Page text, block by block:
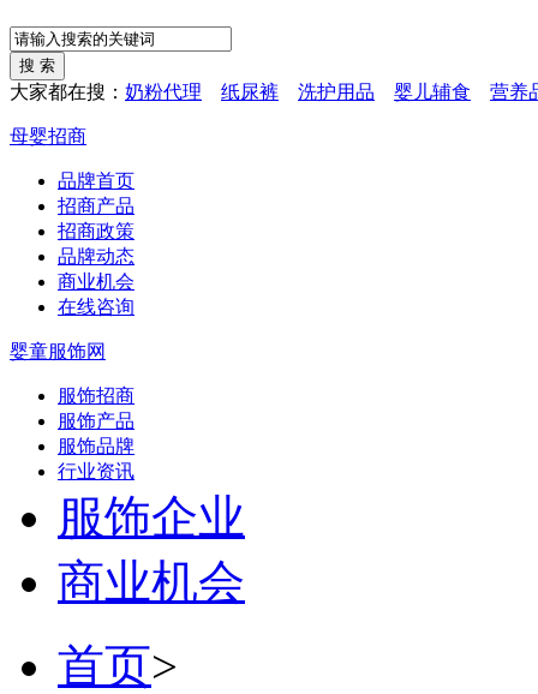
大家都在搜： 奶粉代理 纸尿裤 洗护用品 婴儿辅食 营养
母婴招商
品牌首页
招商产品
招商政策
品牌动态
商业机会
在线咨询
婴童服饰网
服饰招商
服饰产品
服饰品牌
行业资讯
服饰企业
商业机会
首页>